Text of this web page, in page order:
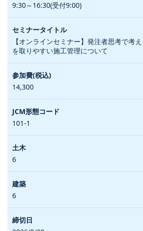
9:30～16:30(受付9:00)
【オンラインセミナー】発注者思考で考
を取りやすい施工管理について
14,300
101-1
6
6